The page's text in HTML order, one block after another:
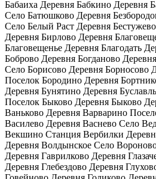
Бабаиха Деревня Бабкино Деревня
Село Батюшково Деревня
Село Белый Раст Деревня
Деревня Бирлово Деревня
Благовещенье Деревня Благодать
Боброво Деревня Богданово
Село Борисово Деревня Борносово
Поселок Бородино Деревня
Деревня Бунятино Деревня
Поселок Быково Деревня Быково
Ваньково Деревня Варварино
Василево Деревня Васнево Село
Векшино Станция Вербилки
Деревня Волдынское Село
Деревня Гаврилково Деревня
Деревня Глебездово Деревня